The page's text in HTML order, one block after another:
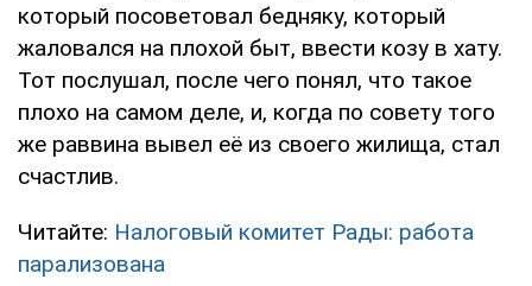
который посоветовал бедняку, который
жаловался на плохой быт, ввести козу в хату.
Тот послушал, после чего понял, что такое
плохо на самом деле, и, когда по совету того
же раввина вывел её из своего жилища, стал
счастлив.
Читайте: Налоговый комитет Рады: работа
парализована